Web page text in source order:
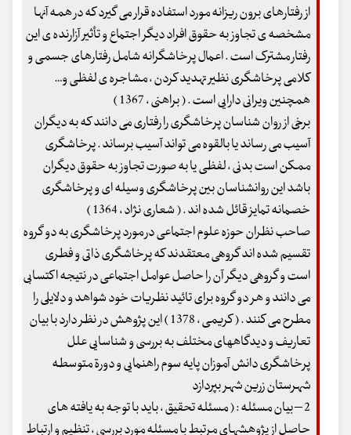
از رفتارهای برون ریزانه مورد استفاده قرار می گیرد که در همه آنها
مشخصه ی تجاوز به حقوق افراد دیگر اجتماع و تأثیر آزارنده ی این
رفتار مشترک است . اعمال پرخاشگرانه شامل رفتارهای جسمی و
کلامی پرخاشگری نظیر تهدید کردن ، مشاجره ی لفظی و…
همچنین ویرانی دارایی است . ( براهنی ، 1367 )
برخی از روان شناسان پرخاشگری را رفتاری می دانند که به دیگران
آسیب می رساند یا بالقوه می تواند آسیب برساند . پرخاشگری
ممکن است بدنی ، لفظی یا به صورت تجاوز به حقوق دیگران
باشد این روانشناسان بین پرخاشگری وسیله ای و پرخاشگری
خصمانه تمایز قائل شده اند . ( شعاری نژاد ، 1364 )
صاحب نظران حوزه علوم اجتماعی در مورد پرخاشگری به دو گروه
تقسیم شده اند گروهی معتقدند که پرخاشگری ذاتی و فطری
است و گروهی دیگر آن را حاصل عوامل اجتماعی در نتیجه اکتسابی
می دانند و هر دو گروه برای تائید نظریات خود شواهد و دلایلی را
مطرح می کنند . ( کریمی ، 1378 ) این پژوهش در نظر دارد با بیان
تعاریف و دیدگاههای مختلف به بررسی و شناسایی علل
پرخاشگری دانش آموزان پایه سوم راهنمایی و دورة متوسطه
شهرستان زرین شهر بپردازد
2 – بیان مسئله : ( مسئله تحقیق ، باید با توجه به یافته های
حاصل از پژوهشهای مرتبط با مسئله مورد بررسی ، تنظیم و ارتباط